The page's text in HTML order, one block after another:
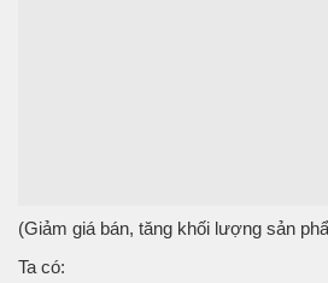
(Giảm giá bán, tăng khối lượng sản
Ta có: